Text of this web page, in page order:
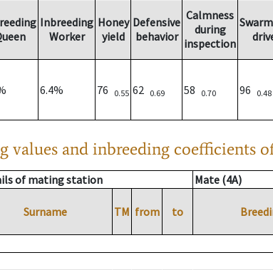
Inbreeding
Worker
Honey
yield
Defensive
behavior
Calmness
during
inspection
6.4% 76 0.55 62 0.69 58 0.70 96 0.48
values and inbreeding coefficients
of mating station Mate (4A)
Surname TM from to